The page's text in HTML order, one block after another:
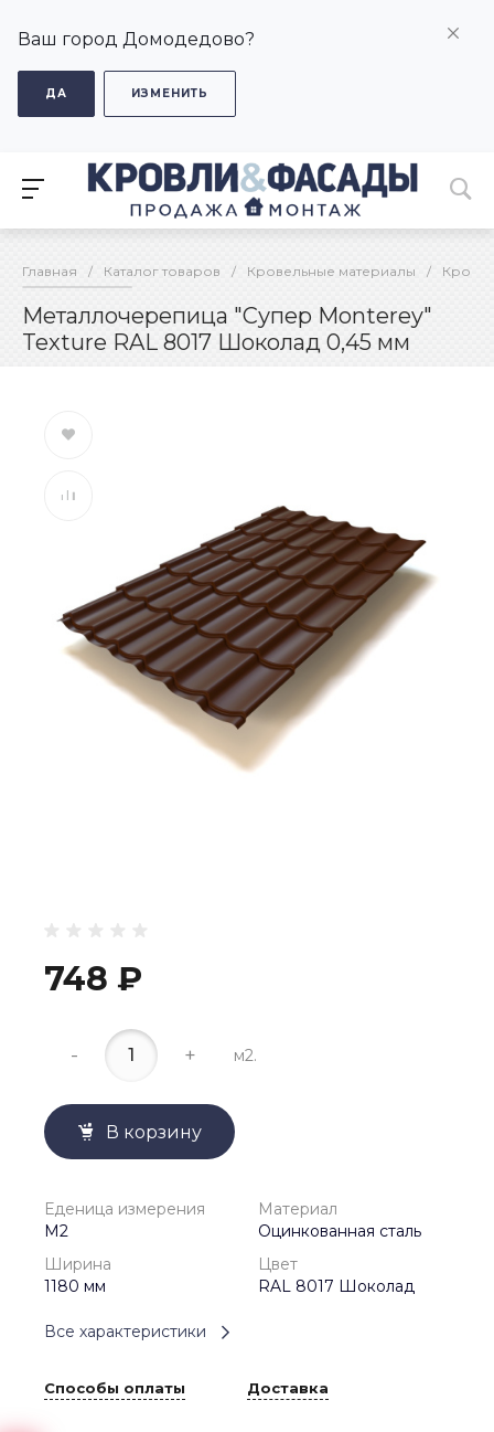
Ваш город Домодедово?
ДА ИЗМЕНИТЬ
Главная / Каталог товаров / Кровельные материалы /
Металлочерепица "Супер Monterey"
Texture RAL 8017 Шоколад 0,45 мм
748 ₽
- + м2.
В корзину
Еденица измерения
М2
Материал
Оцинкованная сталь
Ширина
1180 мм
Цвет
RAL 8017 Шоколад
Все характеристики
Способы оплаты Доставка